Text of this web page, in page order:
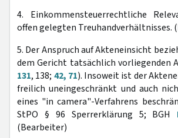
4. Einkommensteuerrechtliche
offen gelegten Treuhandverhältnisses.
5. Der Anspruch auf Akteneinsicht
dem Gericht tatsächlich vorliegenden
131, 138; 42, 71). Insoweit ist der
freilich uneingeschränkt und auch
eines "in camera"-Verfahrens
StPO § 96 Sperrerklärung 5; BGH
(Bearbeiter)